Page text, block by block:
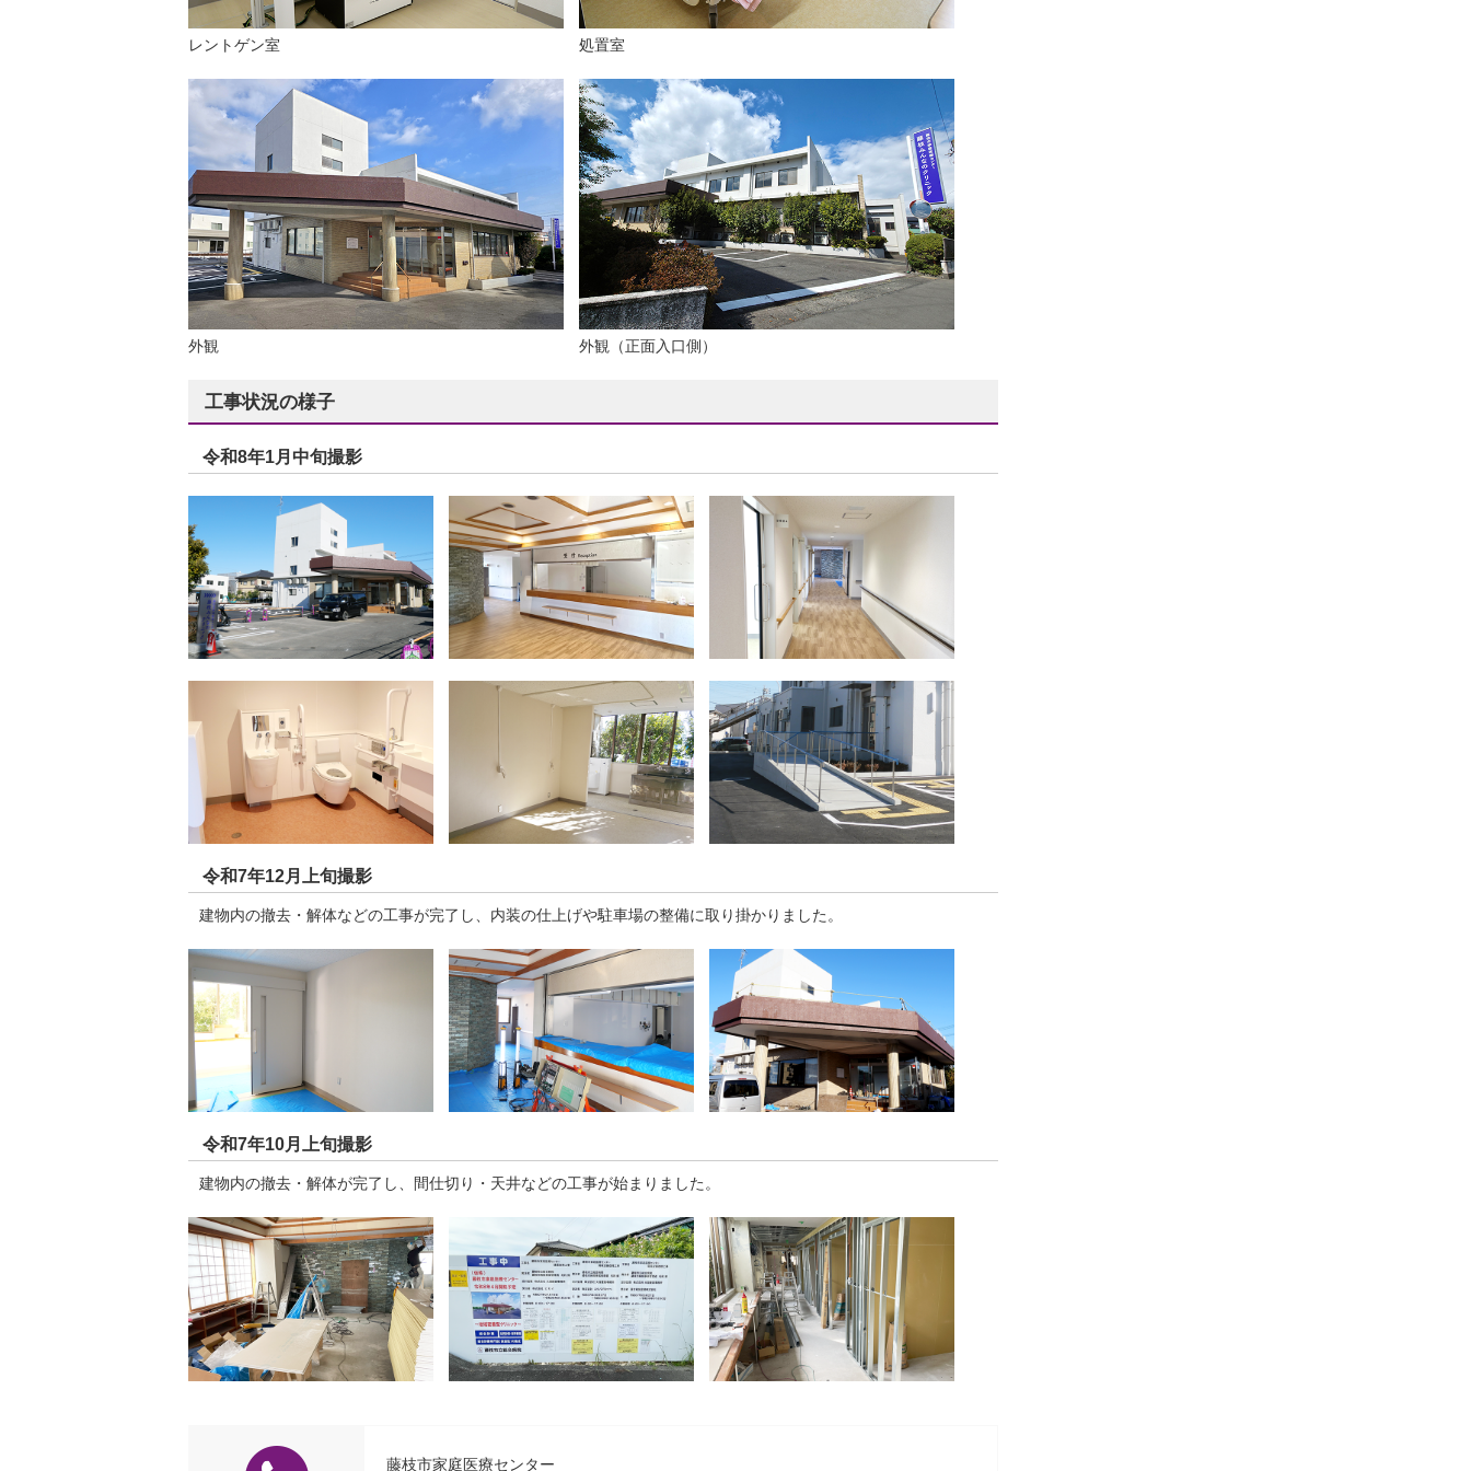
レントゲン室 処置室
外観 外観（正面入口側）
工事状況の様子
令和8年1月中旬撮影
令和7年12月上旬撮影
建物内の撤去・解体などの工事が完了し、内装の仕上げや駐車場の整備に取り掛かりました。
令和7年10月上旬撮影
建物内の撤去・解体が完了し、間仕切り・天井などの工事が始まりました。
藤枝市家庭医療センター